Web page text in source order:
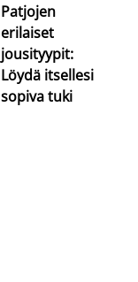
Patjojen
erilaiset
jousityypit:
Löydä itsellesi
sopiva tuki